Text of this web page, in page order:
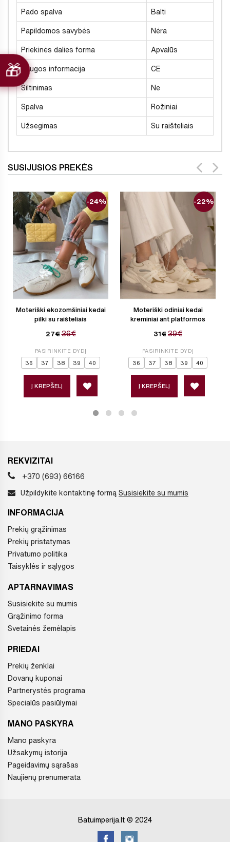
Pado spalva Balti
Papildomos savybės Nėra
Priekinės dalies forma Apvalūs
Saugos informacija CE
Šiltinimas Ne
Spalva Rožiniai
Užsegimas Su raišteliais
SUSIJUSIOS PREKĖS
Moteriški ekozomšiniai kedai
pilki su raišteliais
27€ 36€
-24%
PASIRINKITE DYDĮ
36 37 38 39 40
Į KREPŠELĮ
Moteriški odiniai kedai
kreminiai ant platformos
31€ 39€
-22%
PASIRINKITE DYDĮ
36 37 38 39 40
Į KREPŠELĮ
REKVIZITAI
+370 (693) 66166
Užpildykite kontaktinę formą Susisiekite su mumis
INFORMACIJA
Prekių grąžinimas
Prekių pristatymas
Privatumo politika
Taisyklės ir sąlygos
APTARNAVIMAS
Susisiekite su mumis
Grąžinimo forma
Svetainės žemėlapis
PRIEDAI
Prekių ženklai
Dovanų kuponai
Partnerystės programa
Specialūs pasiūlymai
MANO PASKYRA
Mano paskyra
Užsakymų istorija
Pageidavimų sąrašas
Naujienų prenumerata
Batuimperija.lt © 2024